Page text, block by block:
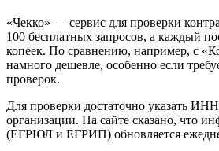
«Чекко» — сервис для проверки
100 бесплатных запросов, а каждый
копеек. По сравнению, например, с
намного дешевле, особенно если
проверок.
Для проверки достаточно указать
организации. На сайте сказано, что
(ЕГРЮЛ и ЕГРИП) обновляется